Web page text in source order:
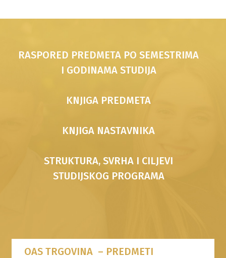
RASPORED PREDMETA PO SEMESTRIMA
I GODINAMA STUDIJA
KNJIGA PREDMETA
KNJIGA NASTAVNIKA
STRUKTURA, SVRHA I CILJEVI
STUDIJSKOG PROGRAMA
OAS TRGOVINA – PREDMETI